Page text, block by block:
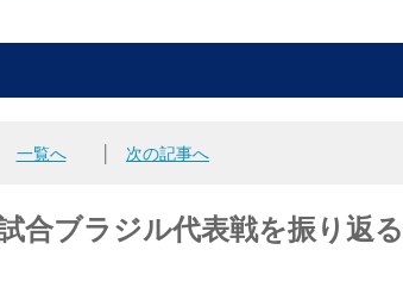
一覧へ 次の記事へ
合ブラジル代表戦を振り返